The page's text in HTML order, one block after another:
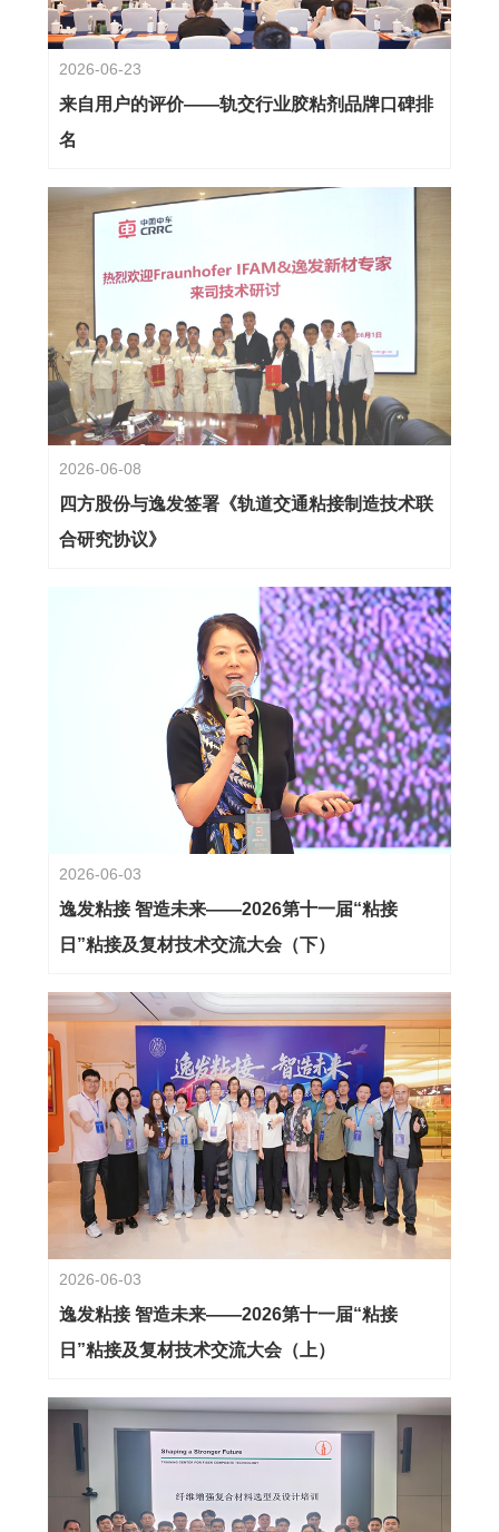
2026-06-23
来自用户的评价——轨交行业胶粘剂品牌口碑排
名
2026-06-08
四方股份与逸发签署《轨道交通粘接制造技术联
合研究协议》
2026-06-03
逸发粘接 智造未来——2026第十一届“粘接
日”粘接及复材技术交流大会（下）
2026-06-03
逸发粘接 智造未来——2026第十一届“粘接
日”粘接及复材技术交流大会（上）